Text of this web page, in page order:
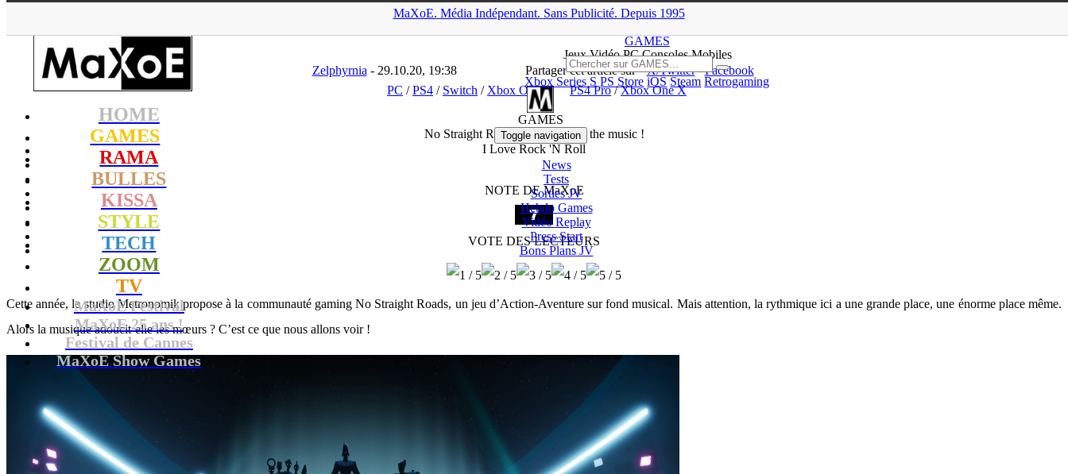
MaXoE. Média Indépendant. Sans Publicité. Depuis 1995
HOME
GAMES
RAMA
BULLES
KISSA
STYLE
TECH
ZOOM
TV
MaXoE Festival
MaXoE 25 ans !
Festival de Cannes
MaXoE Show Games
GAMES
JeuxVidéoPC Consoles Mobiles
Xbox Series S PS Store iOS Steam Retrogaming
GAMES
Toggle navigation
News
Tests
SortiesJV
Hebdo Games
VidéoReplay
Press Start
Bons PlansJV
▲
Zelphyrnia - 29.10.20, 19:38 Partager cet article sur X/Twitter
Facebook
PC /PS4 / Switch / Xbox One PS4 Pro/Xbox One X
No Straight Roads : Welcome to the music !
I Love Rock 'N Roll
NOTE DE MaXoE
VOTE DES LECTEURS
Cette année, le studio Metronomik propose à la communauté gaming No Straight Roads, un jeu d’Action-Aventure sur fond musical. Mais attention, la rythmique ici a une grande place, une énorme place même.
Alors la musique adoucit-elle les mœurs ? C’est ce que nous allons voir !